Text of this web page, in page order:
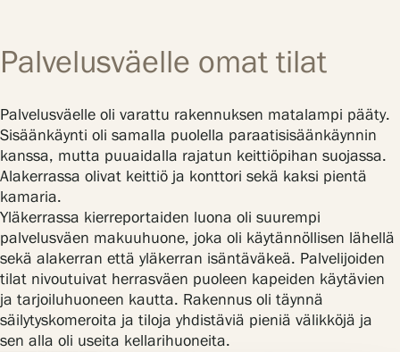
Palvelusväelle omat tilat
Palvelusväelle oli varattu rakennuksen matalampi pääty.
Sisäänkäynti oli samalla puolella paraatisisäänkäynnin
kanssa, mutta puuaidalla rajatun keittiöpihan suojassa.
Alakerrassa olivat keittiö ja konttori sekä kaksi pientä
kamaria.
Yläkerrassa kierreportaiden luona oli suurempi
palvelusväen makuuhuone, joka oli käytännöllisen lähellä
sekä alakerran että yläkerran isäntäväkeä. Palvelijoiden
tilat nivoutuivat herrasväen puoleen kapeiden käytävien
ja tarjoiluhuoneen kautta. Rakennus oli täynnä
säilytyskomeroita ja tiloja yhdistäviä pieniä välikköjä ja
sen alla oli useita kellarihuoneita.